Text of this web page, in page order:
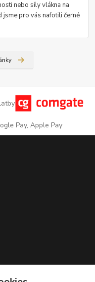
nebo síly vlákna na
jsme pro vás nafotili černé